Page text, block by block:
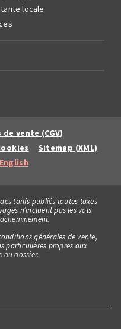
locale
vente (CGV)
Sitemap (XML)
tarifs publiés toutes taxes
n’incluent pas les vols
générales de vente,
particulières propres aux
au dossier.